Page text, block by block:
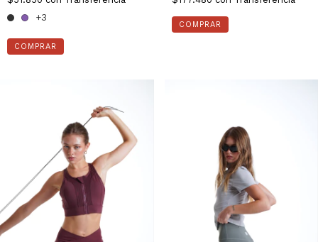
+3
COMPRAR